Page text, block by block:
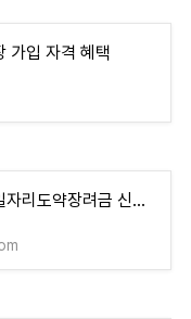
가입 자격 혜택
확대되고 완화된 청년일자리도약장려금 신청하고 혜택받자